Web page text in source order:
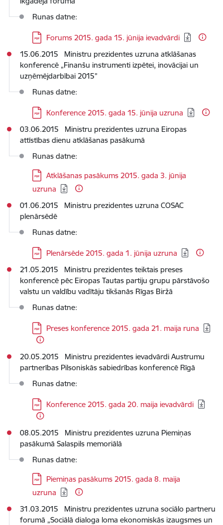
Runas datne:
Lejupielādēt:
Forums 2015. gada 15. jūnija ievadvārdi
15.06.2015 Ministru prezidentes uzruna atklāšanas
konferencē „Finanšu instrumenti izpētei, inovācijai un
uzņēmējdarbībai 2015”
Runas datne:
Lejupielādēt:
Konference 2015. gada 15. jūnija uzruna
03.06.2015 Ministru prezidentes uzruna Eiropas
attīstības dienu atklāšanas pasākumā
Runas datne:
Lejupielādēt:
Atklāšanas pasākums 2015. gada 3. jūnija
uzruna
01.06.2015 Ministru prezidentes uzruna COSAC
plenārsēdē
Runas datne:
Lejupielādēt:
Plenārsēde 2015. gada 1. jūnija uzruna
21.05.2015 Ministru prezidentes teiktais preses
konferencē pēc Eiropas Tautas partiju grupu pārstāvošo
valstu un valdību vadītāju tikšanās Rīgas Biržā
Runas datne:
Lejupielādēt:
Preses konference 2015. gada 21. maija runa
20.05.2015 Ministru prezidentes ievadvārdi Austrumu
partnerības Pilsoniskās sabiedrības konferencē Rīgā
Runas datne:
Lejupielādēt:
Konference 2015. gada 20. maija ievadvārdi
08.05.2015 Ministru prezidentes uzruna Piemiņas
pasākumā Salaspils memoriālā
Runas datne:
Lejupielādēt:
Piemiņas pasākums 2015. gada 8. maija
uzruna
31.03.2015 Ministru prezidentes uzruna sociālo partneru
forumā „Sociālā dialoga loma ekonomiskās izaugsmes un